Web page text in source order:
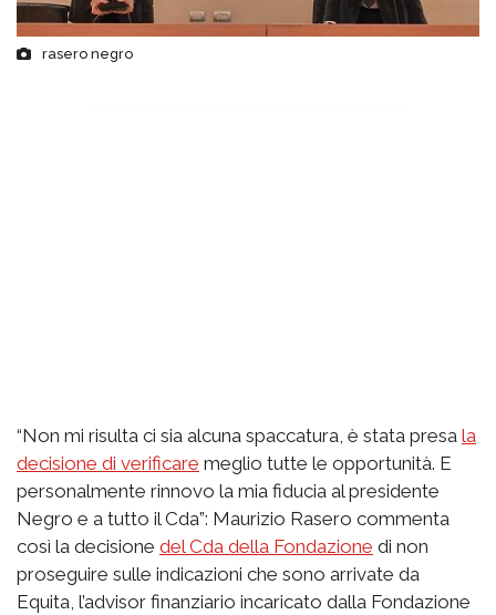
rasero negro
“Non mi risulta ci sia alcuna spaccatura, è stata presa la
decisione di verificare meglio tutte le opportunità. E
personalmente rinnovo la mia fiducia al presidente
Negro e a tutto il Cda”: Maurizio Rasero commenta
così la decisione del Cda della Fondazione di non
proseguire sulle indicazioni che sono arrivate da
Equita, l’advisor finanziario incaricato dalla Fondazione